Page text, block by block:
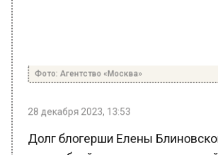
млн рублей из-за неуплаты